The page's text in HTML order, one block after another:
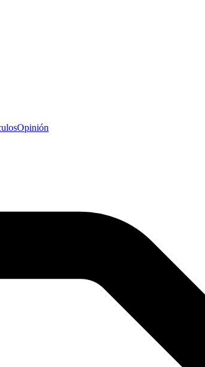
Opinión